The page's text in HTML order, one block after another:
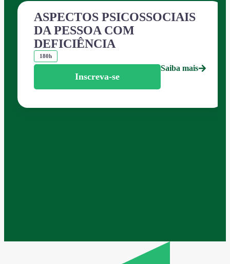
ASPECTOS PSICOSSOCIAIS
DA PESSOA COM
DEFICIÊNCIA
180h
Inscreva-se
Saiba mais